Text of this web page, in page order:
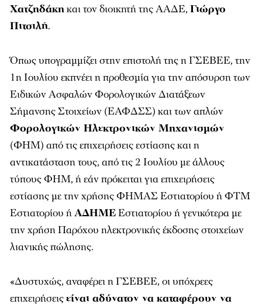
Χατζηδάκηκαι τον διοικητή της ΑΑΔΕ, Γιώργο
Πιτσιλή.
Όπως υπογραμμίζει στην επιστολή της η ΓΣΕΒΕΕ, την
1η Ιουλίου εκπνέει η προθεσμία για την απόσυρση των
Ειδικών Ασφαλών Φορολογικών Διατάξεων
Σήμανσης Στοιχείων (ΕΑΦΔΣΣ) και των απλών
Φορολογικών Ηλεκτρονικών Μηχανισμών
(ΦΗΜ) από τις επιχειρήσεις εστίασης και η
αντικατάσταση τους, από τις 2 Ιουλίου με άλλους
τύπους ΦΗΜ, ή εάν πρόκειται για επιχειρήσεις
εστίασης με την χρήσης ΦΗΜΑΣ Εστιατορίου ή ΦΤΜ
Εστιατορίου ήΑΔΗΜΕΕστιατορίου ή γενικότερα με
την χρήση Παρόχου ηλεκτρονικής έκδοσης στοιχείων
λιανικής πώλησης.
«Δυστυχώς, αναφέρει η ΓΣΕΒΕΕ, οι υπόχρεες
επιχειρήσειςείναι αδύνατον να καταφέρουν να